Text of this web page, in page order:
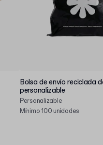
Bolsa de envío reciclada
personalizable
Personalizable
Mínimo 100 unidades